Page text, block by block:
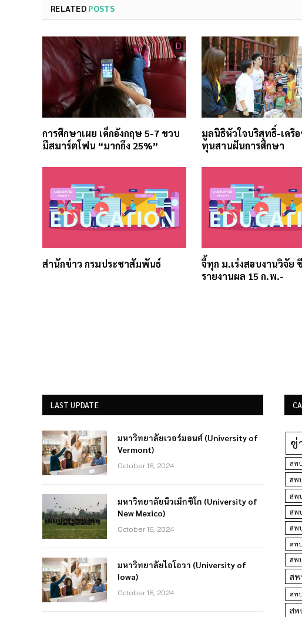
RELATED POSTS
การศึกษาเผย เด็กอังกฤษ 5-7 ขวบ
มีสมาร์ตโฟน “มากถึง 25%”
มูลนิธิหัวใจบริสุทธิ์-เครื
ทุนสานฝันการศึกษา
สำนักข่าว กรมประชาสัมพันธ์
จี้ทุก ม.เร่งสอบงานวิจัย
รายงานผล 15 ก.พ.-
LAST UPDATE
มหาวิทยาลัยเวอร์มอนต์ (University of
Vermont)
October 16, 2024
มหาวิทยาลัยนิวเม็กซิโก (University of
New Mexico)
October 16, 2024
มหาวิทยาลัยไอโอวา (University of
Iowa)
October 16, 2024
ข่
สพ
สพ
สพ
สพ
สพ
สพ
สพ
สพ
สพป
สพ